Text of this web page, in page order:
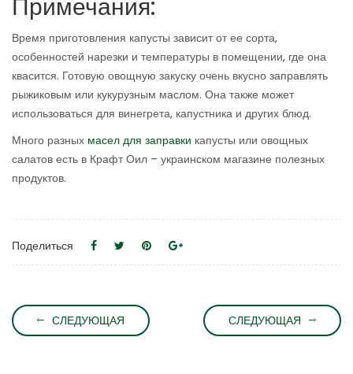
Примечания:
Время приготовления капусты зависит от ее сорта,
особенностей нарезки и температуры в помещении, где она
квасится. Готовую овощную закуску очень вкусно заправлять
рыжиковым или кукурузным маслом. Она также может
использоваться для винегрета, капустника и других блюд.
Много разных масел для заправки капусты или овощных
салатов есть в Крафт Оил – украинском магазине полезных
продуктов.
Поделиться
СЛЕДУЮЩАЯ СЛЕДУЮЩАЯ